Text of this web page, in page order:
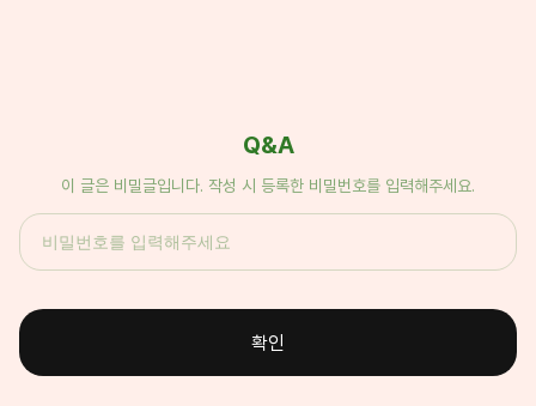
Q&A
이 글은 비밀글입니다. 작성 시 등록한 비밀번호를 입력해주세요.
확인